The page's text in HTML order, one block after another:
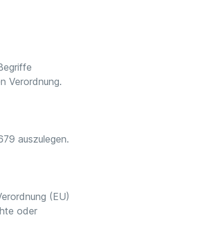
Verordnung.
auszulegen.
(EU)
oder